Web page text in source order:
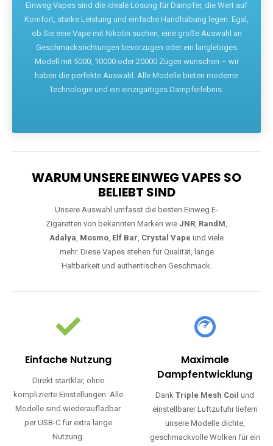
Einweg Vapes sind die ideale Lösung für Dampfer, die Wert auf
Komfort, starke Leistung und einfache Handhabung legen. Egal,
ob Sie eine Vape mit Nikotin suchen, eine große Auswahl an
Geschmacksrichtungen bevorzugen oder ein langlebiges
Modell mit 5000, 10000 oder 20000 Zügen wünschen – wir
haben die perfekte Auswahl. Alle Modelle bieten moderne
Technologie und ein einzigartiges Dampferlebnis.
WARUM UNSERE EINWEG VAPES SO
BELIEBT SIND
Unsere Auswahl umfasst die besten Einweg E-
Zigaretten von bekannten Marken wie JNR, RandM,
Adalya, Mosmo, Elf Bar, Crystal Vape und viele
mehr. Diese Vapes stehen für Qualität, lange
Haltbarkeit und authentischen Geschmack.
Einfache Nutzung
Direkt startklar, ohne
komplizierte Einstellungen. Alle
Modelle sind wiederaufladbar
per USB-C für extra lange
Nutzung.
Maximale
Dampfentwicklung
DankTriple Mesh Coil und
einstellbarer Luftzufuhr liefern
unsere Modelle dichte,
geschmackvolle Wolken für ein